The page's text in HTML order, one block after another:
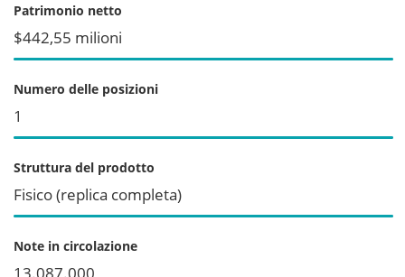
Patrimonio netto
$442,55 milioni
Numero delle posizioni
1
Struttura del prodotto
Fisico (replica completa)
Note in circolazione
13.087.000